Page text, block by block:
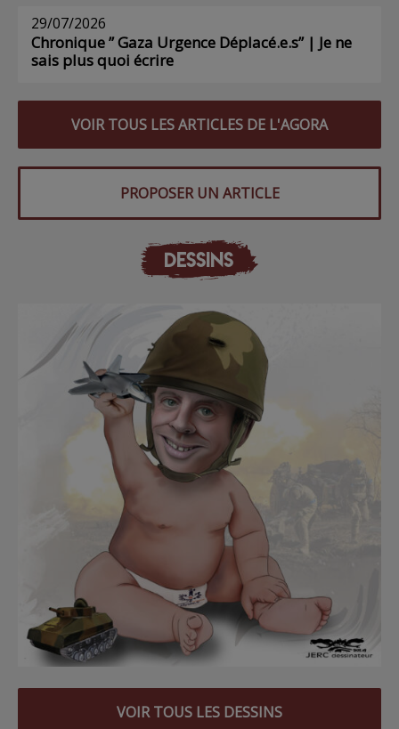
29/07/2026
Chronique ” Gaza Urgence Déplacé.e.s” | Je ne
sais plus quoi écrire
VOIR TOUS LES ARTICLES DE L'AGORA
PROPOSER UN ARTICLE
DESSINS
VOIR TOUS LES DESSINS